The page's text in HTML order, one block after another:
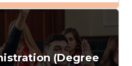
Ghi danh
Tham vấn Interlink(Degree